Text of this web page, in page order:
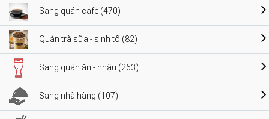
Sang quán cafe (470)
Quán trà sữa - sinh tố (82)
Sang quán ăn - nhậu (263)
Sang nhà hàng (107)